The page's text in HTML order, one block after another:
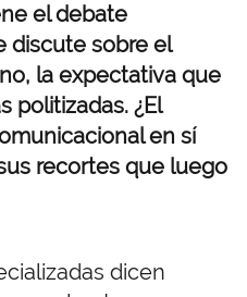
el debate
discute sobre el
la expectativa que
politizadas. ¿El
en sí
recortes que luego
dicen